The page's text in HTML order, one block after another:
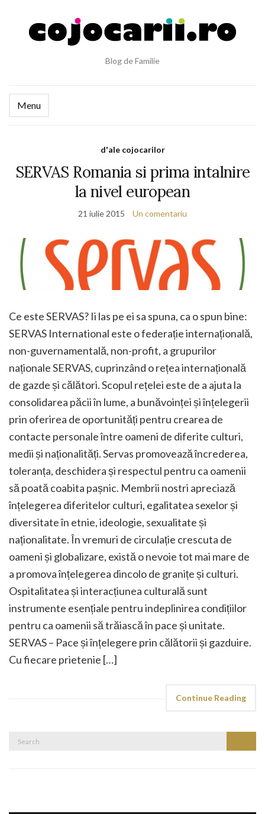
Blog de Familie
Menu
d'ale cojocarilor
SERVAS Romania si prima intalnire
la nivel european
21 iulie 2015 Un comentariu
Ce este SERVAS? Ii las pe ei sa spuna, ca o spun bine:
SERVAS International este o federație internațională,
non-guvernamentală, non-profit, a grupurilor
naționale SERVAS, cuprinzând o rețea internațională
de gazde și călători. Scopul rețelei este de a ajuta la
consolidarea păcii în lume, a bunăvoinței și înțelegerii
prin oferirea de oportunități pentru crearea de
contacte personale între oameni de diferite culturi,
medii și naționalități. Servas promovează încrederea,
toleranța, deschidera și respectul pentru ca oamenii
să poată coabita pașnic. Membrii nostri apreciază
înțelegerea diferitelor culturi, egalitatea sexelor și
diversitate în etnie, ideologie, sexualitate și
naționalitate. În vremuri de circulație crescuta de
oameni și globalizare, există o nevoie tot mai mare de
a promova înțelegerea dincolo de granițe și culturi.
Ospitalitatea și interacțiunea culturală sunt
instrumente esențiale pentru indeplinirea condițiilor
pentru ca oamenii să trăiască în pace și unitate.
SERVAS – Pace și înțelegere prin călătorii și gazduire.
Cu fiecare prietenie […]
Continue Reading